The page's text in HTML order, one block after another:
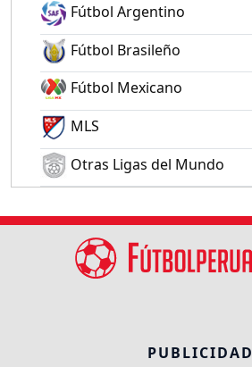
Fútbol Argentino
Fútbol Brasileño
Fútbol Mexicano
MLS
Otras Ligas del Mundo
PUBLICIDAD